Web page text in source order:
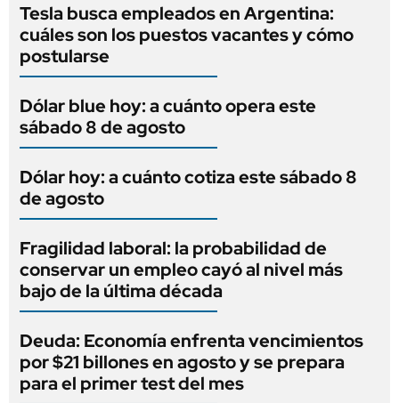
Tesla busca empleados en Argentina:
cuáles son los puestos vacantes y cómo
postularse
Dólar blue hoy: a cuánto opera este
sábado 8 de agosto
Dólar hoy: a cuánto cotiza este sábado 8
de agosto
Fragilidad laboral: la probabilidad de
conservar un empleo cayó al nivel más
bajo de la última década
Deuda: Economía enfrenta vencimientos
por $21 billones en agosto y se prepara
para el primer test del mes